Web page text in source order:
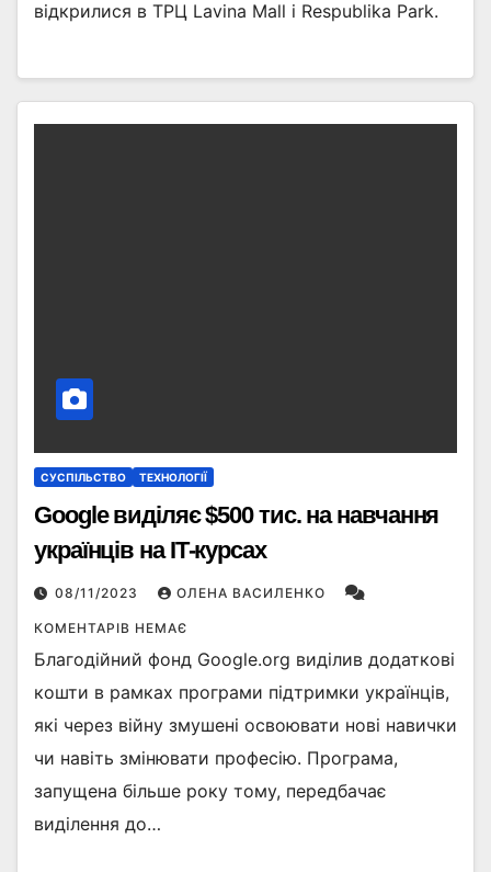
відкрилися в ТРЦ Lavina Mall і Respublika Park.
СУСПІЛЬСТВО ТЕХНОЛОГІЇ
Google виділяє $500 тис. на навчання
українців на ІТ-курсах
08/11/2023 ОЛЕНА ВАСИЛЕНКО
КОМЕНТАРІВ НЕМАЄ
Благодійний фонд Google.org виділив додаткові
кошти в рамках програми підтримки українців,
які через війну змушені освоювати нові навички
чи навіть змінювати професію. Програма,
запущена більше року тому, передбачає
виділення до…